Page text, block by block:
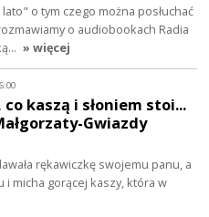
o tym czego można posłuchać
o audiobookach Radia
» więcej
co kaszą i słoniem stoi...
Gwiazdy
rękawiczkę swojemu panu, a
i micha gorącej kaszy, która w